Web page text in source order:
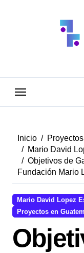
Inicio
Mario David
Objetivos de
Fundación Mario
Mario David Lopez
Proyectos en